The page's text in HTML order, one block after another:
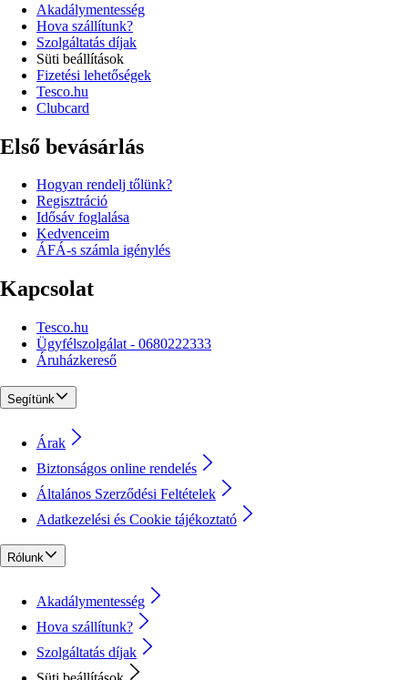
Akadálymentesség
Hova szállítunk?
Szolgáltatás díjak
Süti beállítások
Fizetési lehetőségek
Tesco.hu
Clubcard
Első bevásárlás
Hogyan rendelj tőlünk?
Regisztráció
Idősáv foglalása
Kedvenceim
ÁFÁ-s számla igénylés
Kapcsolat
Tesco.hu
Ügyfélszolgálat - 0680222333
Áruházkereső
Segítünk
Árak
Biztonságos online rendelés
Általános Szerződési Feltételek
Adatkezelési és Cookie tájékoztató
Rólunk
Akadálymentesség
Hova szállítunk?
Szolgáltatás díjak